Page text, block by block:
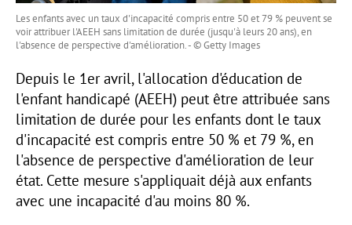
Les enfants avec un taux d'incapacité compris entre 50 et 79 % peuvent se
voir attribuer l'AEEH sans limitation de durée (jusqu'à leurs 20 ans), en
l'absence de perspective d'amélioration. - © Getty Images
Depuis le 1er avril, l'allocation d'éducation de
l'enfant handicapé (AEEH) peut être attribuée sans
limitation de durée pour les enfants dont le taux
d'incapacité est compris entre 50 % et 79 %, en
l'absence de perspective d'amélioration de leur
état. Cette mesure s'appliquait déjà aux enfants
avec une incapacité d'au moins 80 %.